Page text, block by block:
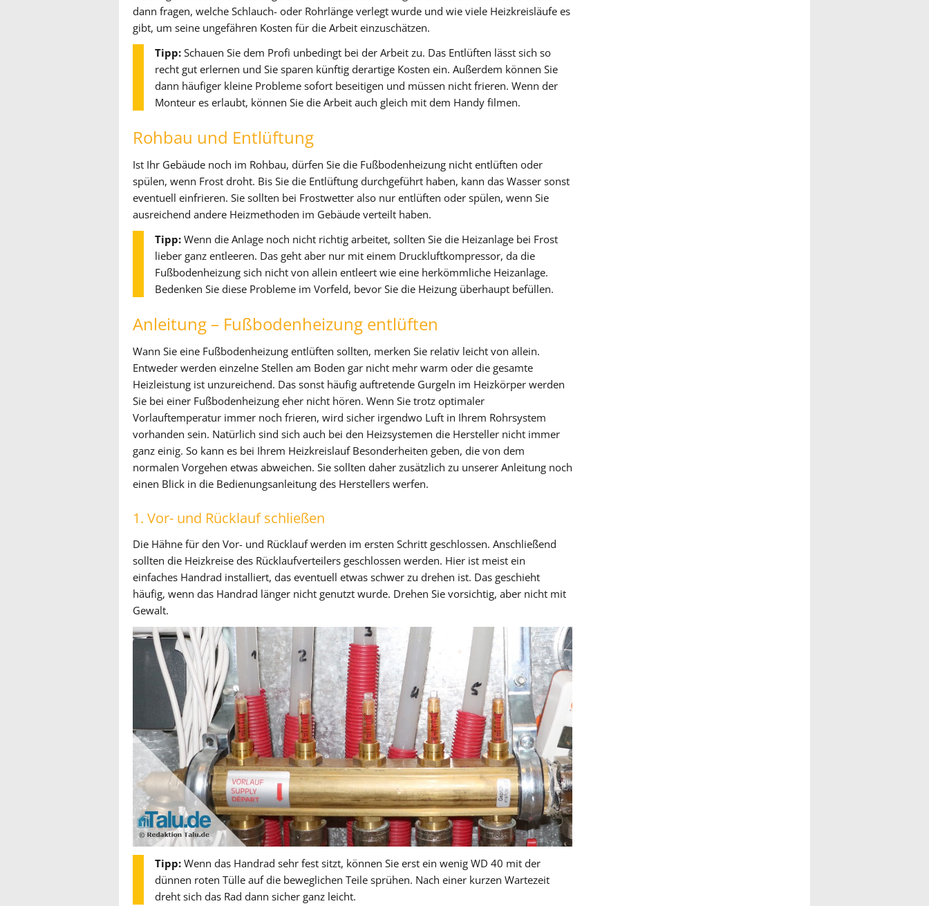
dann fragen, welche Schlauch- oder Rohrlänge verlegt wurde und wie viele Heizkreisläufe es
gibt, um seine ungefähren Kosten für die Arbeit einzuschätzen.
Tipp: Schauen Sie dem Profi unbedingt bei der Arbeit zu. Das Entlüften lässt sich so
recht gut erlernen und Sie sparen künftig derartige Kosten ein. Außerdem können Sie
dann häufiger kleine Probleme sofort beseitigen und müssen nicht frieren. Wenn der
Monteur es erlaubt, können Sie die Arbeit auch gleich mit dem Handy filmen.
Rohbau und Entlüftung
Ist Ihr Gebäude noch im Rohbau, dürfen Sie die Fußbodenheizung nicht entlüften oder
spülen, wenn Frost droht. Bis Sie die Entlüftung durchgeführt haben, kann das Wasser sonst
eventuell einfrieren. Sie sollten bei Frostwetter also nur entlüften oder spülen, wenn Sie
ausreichend andere Heizmethoden im Gebäude verteilt haben.
Tipp: Wenn die Anlage noch nicht richtig arbeitet, sollten Sie die Heizanlage bei Frost
lieber ganz entleeren. Das geht aber nur mit einem Druckluftkompressor, da die
Fußbodenheizung sich nicht von allein entleert wie eine herkömmliche Heizanlage.
Bedenken Sie diese Probleme im Vorfeld, bevor Sie die Heizung überhaupt befüllen.
Anleitung – Fußbodenheizung entlüften
Wann Sie eine Fußbodenheizung entlüften sollten, merken Sie relativ leicht von allein.
Entweder werden einzelne Stellen am Boden gar nicht mehr warm oder die gesamte
Heizleistung ist unzureichend. Das sonst häufig auftretende Gurgeln im Heizkörper werden
Sie bei einer Fußbodenheizung eher nicht hören. Wenn Sie trotz optimaler
Vorlauftemperatur immer noch frieren, wird sicher irgendwo Luft in Ihrem Rohrsystem
vorhanden sein. Natürlich sind sich auch bei den Heizsystemen die Hersteller nicht immer
ganz einig. So kann es bei Ihrem Heizkreislauf Besonderheiten geben, die von dem
normalen Vorgehen etwas abweichen. Sie sollten daher zusätzlich zu unserer Anleitung noch
einen Blick in die Bedienungsanleitung des Herstellers werfen.
1. Vor- und Rücklauf schließen
Die Hähne für den Vor- und Rücklauf werden im ersten Schritt geschlossen. Anschließend
sollten die Heizkreise des Rücklaufverteilers geschlossen werden. Hier ist meist ein
einfaches Handrad installiert, das eventuell etwas schwer zu drehen ist. Das geschieht
häufig, wenn das Handrad länger nicht genutzt wurde. Drehen Sie vorsichtig, aber nicht mit
Gewalt.
Tipp: Wenn das Handrad sehr fest sitzt, können Sie erst ein wenig WD 40 mit der
dünnen roten Tülle auf die beweglichen Teile sprühen. Nach einer kurzen Wartezeit
dreht sich das Rad dann sicher ganz leicht.